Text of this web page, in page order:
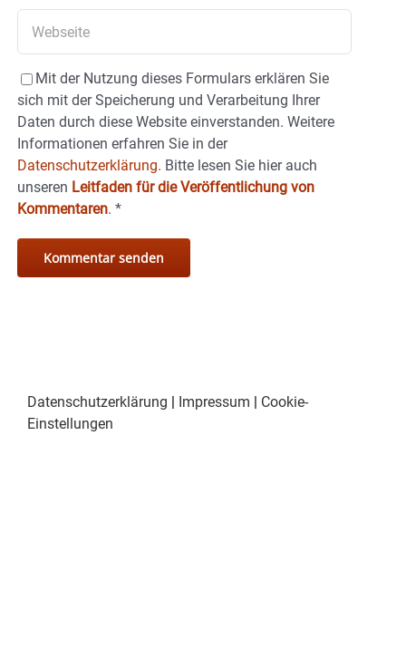
Mit der Nutzung dieses Formulars erklären Sie
sich mit der Speicherung und Verarbeitung Ihrer
Daten durch diese Website einverstanden. Weitere
Informationen erfahren Sie in der
Datenschutzerklärung. Bitte lesen Sie hier auch
unseren Leitfaden für die Veröffentlichung von
Kommentaren. *
Datenschutzerklärung Impressum
Cookie-
Einstellungen